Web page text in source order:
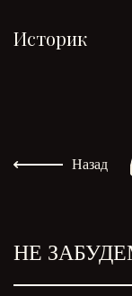
Историк
Назад
НЕ